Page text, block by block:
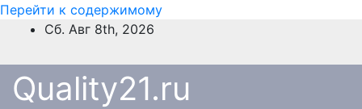
Перейти к содержимому
Сб. Авг 8th, 2026
Quality21.ru